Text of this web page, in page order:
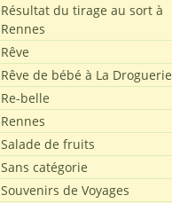
Résultat du tirage au sort à
Rennes
Rêve
Rêve de bébé à La Droguerie
Re-belle
Rennes
Salade de fruits
Sans catégorie
Souvenirs de Voyages